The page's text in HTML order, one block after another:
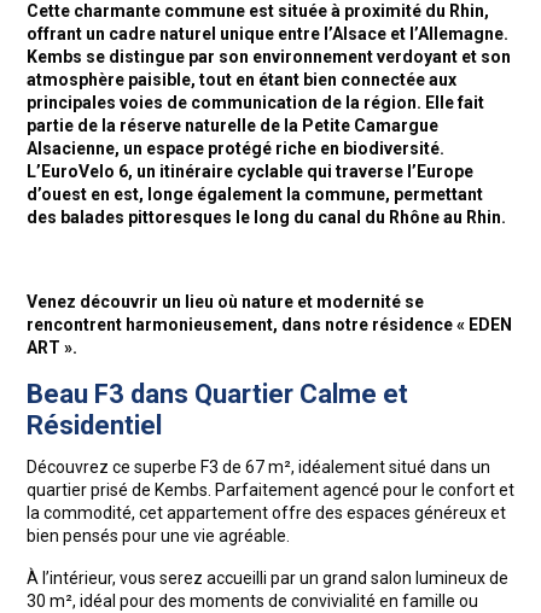
Cette charmante commune est située à proximité du Rhin,
offrant un cadre naturel unique entre l’Alsace et l’Allemagne.
Kembs se distingue par son environnement verdoyant et son
atmosphère paisible, tout en étant bien connectée aux
principales voies de communication de la région. Elle fait
partie de la réserve naturelle de la Petite Camargue
Alsacienne, un espace protégé riche en biodiversité.
L’EuroVelo 6, un itinéraire cyclable qui traverse l’Europe
d’ouest en est, longe également la commune, permettant
des balades pittoresques le long du canal du Rhône au Rhin.
Venez découvrir un lieu où nature et modernité se
rencontrent harmonieusement, dans notre résidence « EDEN
ART ».
Beau F3 dans Quartier Calme et
Résidentiel
Découvrez ce superbe F3 de 67 m², idéalement situé dans un
quartier prisé de Kembs. Parfaitement agencé pour le confort et
la commodité, cet appartement offre des espaces généreux et
bien pensés pour une vie agréable.
À l’intérieur, vous serez accueilli par un grand salon lumineux de
30 m², idéal pour des moments de convivialité en famille ou